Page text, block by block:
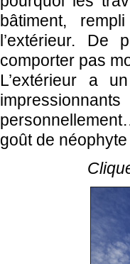
bâtiment,
l’extérieur. De
comporter pas
L’extérieur a
goût de